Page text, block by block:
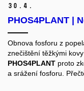
30. 4.
PHOS4PLANT |
Obnova fosforu z
znečištění těžkými
PHOS4PLANT proto
a srážení fosforu.